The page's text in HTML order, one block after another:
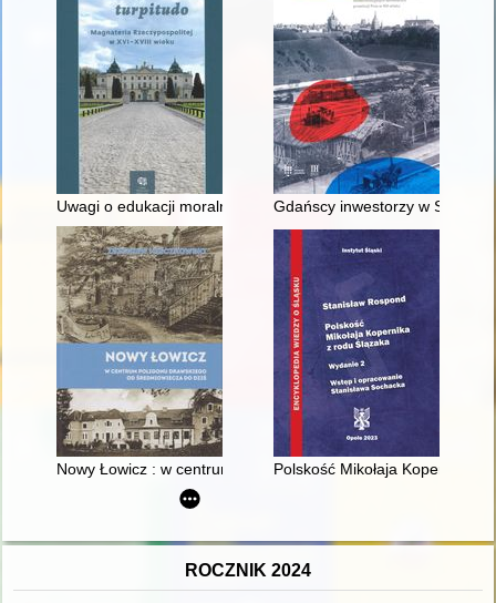
Uwagi o edukacji moralnej synów szlacheckich w XVI-
Gdańscy inwestorzy w
Nowy Łowicz : w centrum poligonu drawskiego od
Polskość Mikołaja Kopernika z
ROCZNIK 2024